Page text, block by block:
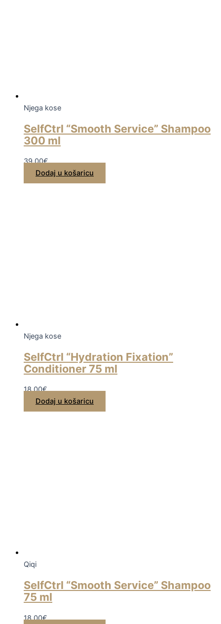
Njega kose
SelfCtrl “Smooth Service” Shampoo
300 ml
39,00€
Dodaj u košaricu
Njega kose
SelfCtrl “Hydration Fixation”
Conditioner 75 ml
18,00€
Dodaj u košaricu
Qiqi
SelfCtrl “Smooth Service” Shampoo
75 ml
18,00€